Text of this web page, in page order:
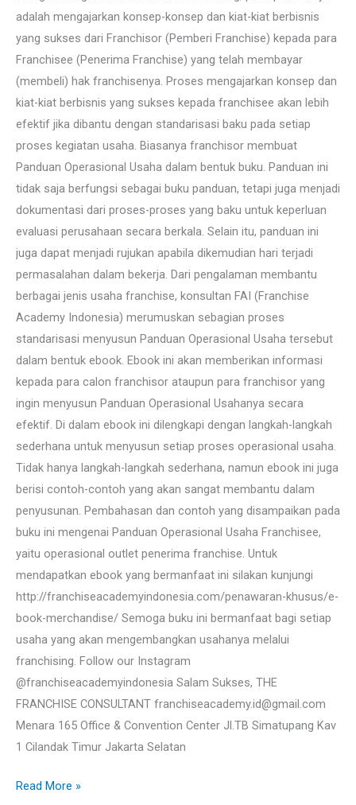
adalah mengajarkan konsep-konsep dan kiat-kiat berbisnis
yang sukses dari Franchisor (Pemberi Franchise) kepada para
Franchisee (Penerima Franchise) yang telah membayar
(membeli) hak franchisenya. Proses mengajarkan konsep dan
kiat-kiat berbisnis yang sukses kepada franchisee akan lebih
efektif jika dibantu dengan standarisasi baku pada setiap
proses kegiatan usaha. Biasanya franchisor membuat
Panduan Operasional Usaha dalam bentuk buku. Panduan ini
tidak saja berfungsi sebagai buku panduan, tetapi juga menjadi
dokumentasi dari proses-proses yang baku untuk keperluan
evaluasi perusahaan secara berkala. Selain itu, panduan ini
juga dapat menjadi rujukan apabila dikemudian hari terjadi
permasalahan dalam bekerja. Dari pengalaman membantu
berbagai jenis usaha franchise, konsultan FAI (Franchise
Academy Indonesia) merumuskan sebagian proses
standarisasi menyusun Panduan Operasional Usaha tersebut
dalam bentuk ebook. Ebook ini akan memberikan informasi
kepada para calon franchisor ataupun para franchisor yang
ingin menyusun Panduan Operasional Usahanya secara
efektif. Di dalam ebook ini dilengkapi dengan langkah-langkah
sederhana untuk menyusun setiap proses operasional usaha.
Tidak hanya langkah-langkah sederhana, namun ebook ini juga
berisi contoh-contoh yang akan sangat membantu dalam
penyusunan. Pembahasan dan contoh yang disampaikan pada
buku ini mengenai Panduan Operasional Usaha Franchisee,
yaitu operasional outlet penerima franchise. Untuk
mendapatkan ebook yang bermanfaat ini silakan kunjungi
http://franchiseacademyindonesia.com/penawaran-khusus/e-
book-merchandise/ Semoga buku ini bermanfaat bagi setiap
usaha yang akan mengembangkan usahanya melalui
franchising. Follow our Instagram
@franchiseacademyindonesia Salam Sukses, THE
FRANCHISE CONSULTANT franchiseacademy.id@gmail.com
Menara 165 Office & Convention Center Jl.TB Simatupang Kav
1 Cilandak Timur Jakarta Selatan
Read More »